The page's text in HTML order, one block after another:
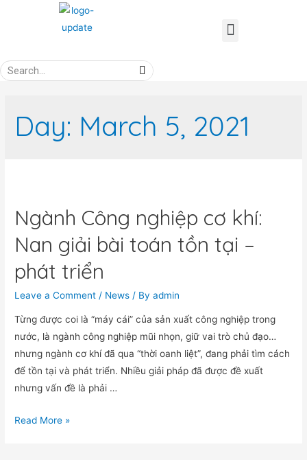
Day: March 5, 2021
Ngành Công nghiệp cơ khí:
Nan giải bài toán tồn tại –
phát triển
Leave a Comment / News / Byadmin
Từng được coi là “máy cái” của sản xuất công nghiệp trong
nước, là ngành công nghiệp mũi nhọn, giữ vai trò chủ đạo…
nhưng ngành cơ khí đã qua “thời oanh liệt”, đang phải tìm cách
để tồn tại và phát triển. Nhiều giải pháp đã được đề xuất
nhưng vấn đề là phải …
Read More »